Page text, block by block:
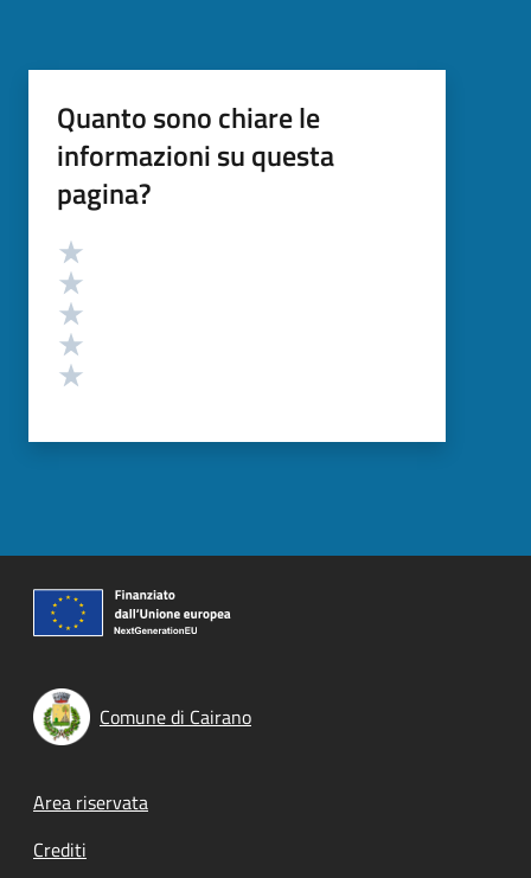
Quanto sono chiare le
informazioni su questa
pagina?
Valutazione
Comune di Cairano
Footer menu
Area riservata
Crediti